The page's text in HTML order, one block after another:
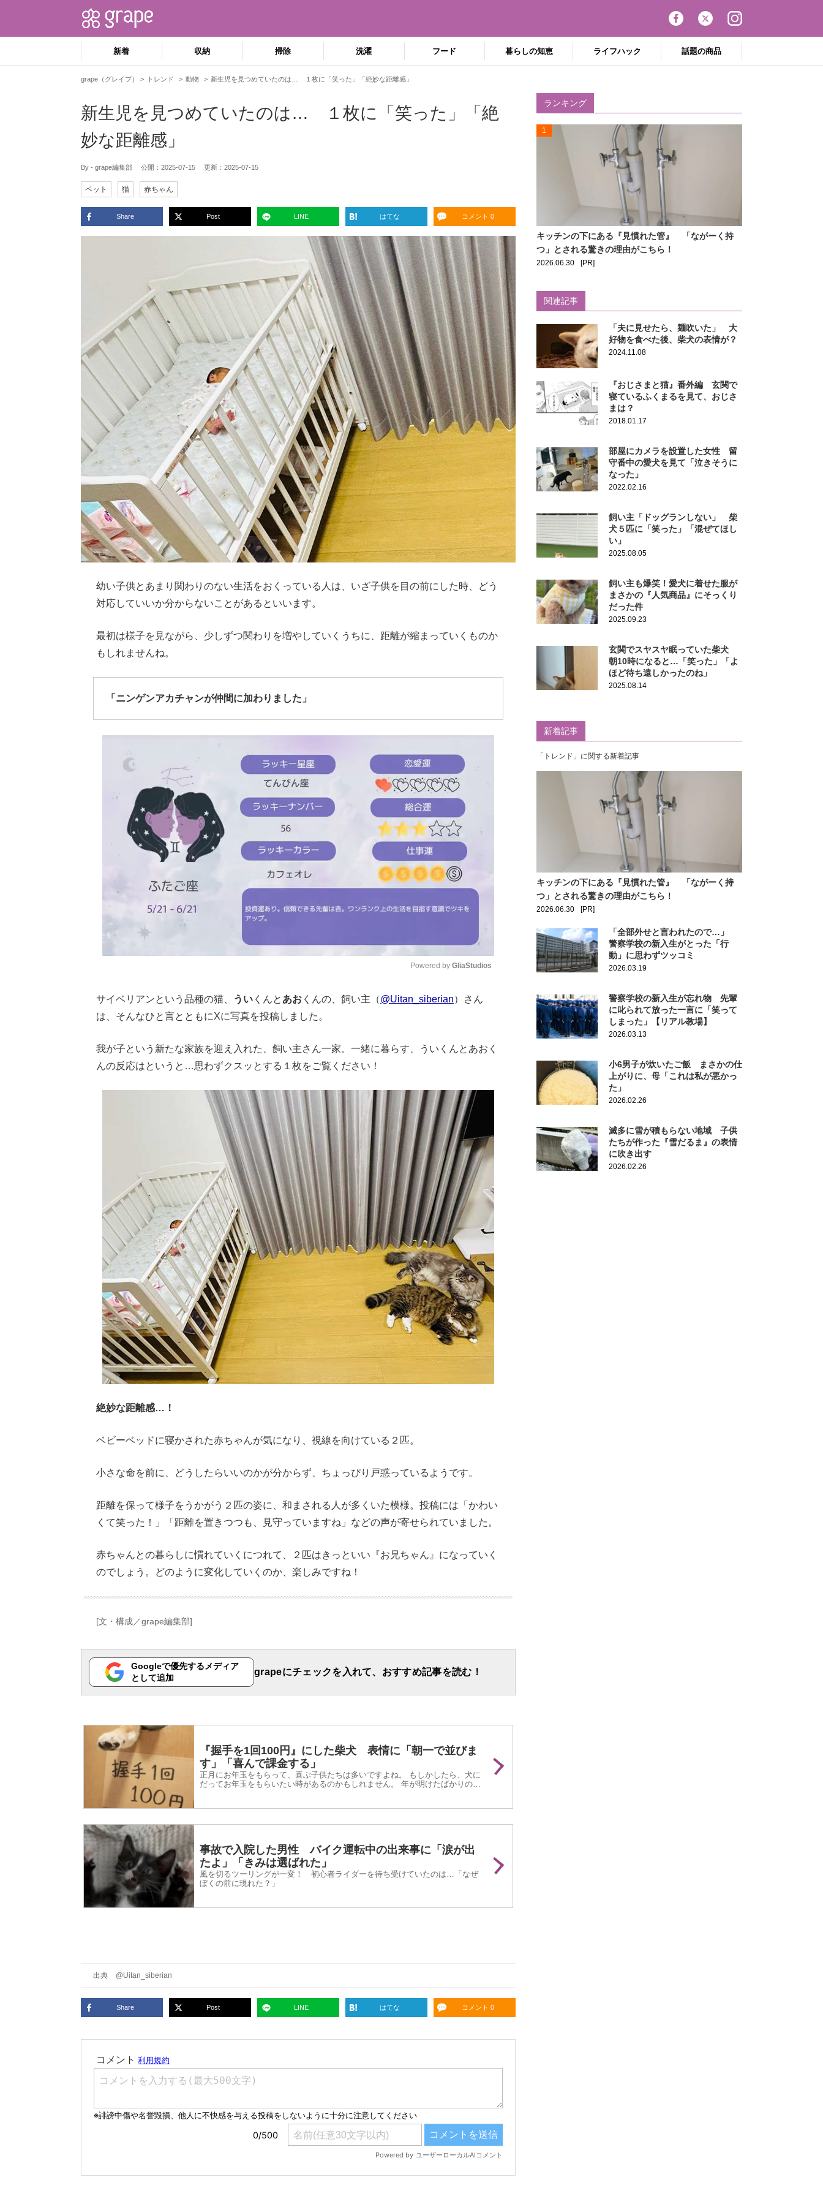
新着 収納 掃除 洗濯 フード 暮らしの知恵 ライフハック 話題の商品
grape（グレイプ） トレンド 動物 新生児を見つめていたのは… １枚に「笑った」「絶妙な距離感」
新生児を見つめていたのは… １枚に「笑った」「絶
妙な距離感」
By - grape編集部 公開： 2025-07-15 更新： 2025-07-15
ペット 猫 赤ちゃん
Share Post LINE はてな コメント 0
幼い子供とあまり関わりのない生活をおくっている人は、いざ子供を目の前にした時、どう
対応していいか分からないことがあるといいます。
最初は様子を見ながら、少しずつ関わりを増やしていくうちに、距離が縮まっていくものか
もしれませんね。
「ニンゲンアカチャンが仲間に加わりました」
Mute
Powered by GliaStudios
サイベリアンという品種の猫、 うい くんと あお くんの、飼い主（@Uitan_siberian）さん
は、そんなひと言とともにXに写真を投稿しました。
我が子という新たな家族を迎え入れた、飼い主さん一家。一緒に暮らす、ういくんとあおく
んの反応はというと…思わずクスッとする１枚をご覧ください！
絶妙な距離感…！
ベビーベッドに寝かされた赤ちゃんが気になり、視線を向けている２匹。
小さな命を前に、どうしたらいいのかが分からず、ちょっぴり戸惑っているようです。
距離を保って様子をうかがう２匹の姿に、和まされる人が多くいた模様。投稿には「かわい
くて笑った！」「距離を置きつつも、見守っていますね」などの声が寄せられていました。
赤ちゃんとの暮らしに慣れていくにつれて、２匹はきっといい『お兄ちゃん』になっていく
のでしょう。どのように変化していくのか、楽しみですね！
[文・構成／grape編集部]
Googleで優先するメディア
として追加
grapeにチェックを入れて、おすすめ記事を読む！
『握手を1回100円』にした柴犬 表情に「朝一で並びま
す」「喜んで課金する」
正月にお年玉をもらって、喜ぶ子供たちは多いですよね。 もしかしたら、犬に
だってお年玉をもらいたい時があるのかもしれません。 年が明けたばかりの
事故で入院した男性 バイク運転中の出来事に「涙が出
たよ」「きみは選ばれた」
風を切るツーリングが一変！ 初心者ライダーを待ち受けていたのは…「なぜ
ぼくの前に現れた？」
出典 @Uitan_siberian
Share Post LINE はてな コメント 0
ランキング
1
キッチンの下にある『見慣れた管』 「ながーく持
つ」とされる驚きの理由がこちら！
2026.06.30 [PR]
関連記事
「夫に見せたら、麺吹いた」 大
好物を食べた後、柴犬の表情が？
2024.11.08
『おじさまと猫』番外編 玄関で
寝ているふくまるを見て、おじさ
まは？
2018.01.17
部屋にカメラを設置した女性 留
守番中の愛犬を見て「泣きそうに
なった」
2022.02.16
飼い主「ドッグランしない」 柴
犬５匹に「笑った」「混ぜてほし
い」
2025.08.05
飼い主も爆笑！愛犬に着せた服が
まさかの『人気商品』にそっくり
だった件
2025.09.23
玄関でスヤスヤ眠っていた柴犬
朝10時になると…「笑った」「よ
ほど待ち遠しかったのね」
2025.08.14
新着記事
「トレンド」に関する新着記事
キッチンの下にある『見慣れた管』 「ながーく持
つ」とされる驚きの理由がこちら！
2026.06.30 [PR]
「全部外せと言われたので…」
警察学校の新入生がとった「行
動」に思わずツッコミ
2026.03.19
警察学校の新入生が忘れ物 先輩
に叱られて放った一言に「笑って
しまった」【リアル教場】
2026.03.13
小6男子が炊いたご飯 まさかの仕
上がりに、母「これは私が悪かっ
た」
2026.02.26
滅多に雪が積もらない地域 子供
たちが作った『雪だるま』の表情
に吹き出す
2026.02.26